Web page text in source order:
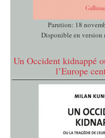
Parution: 18
Disponible en version
Un Occident kidnappé
l’Europe